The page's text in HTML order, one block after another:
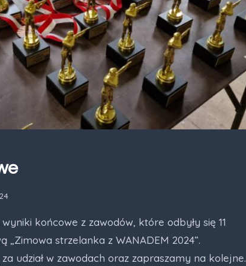
końcowe z zawodów, które odbyły się 11
„Zimowa strzelanka z WANADEM 2024”.
udział w zawodach oraz zapraszamy na kolejne.